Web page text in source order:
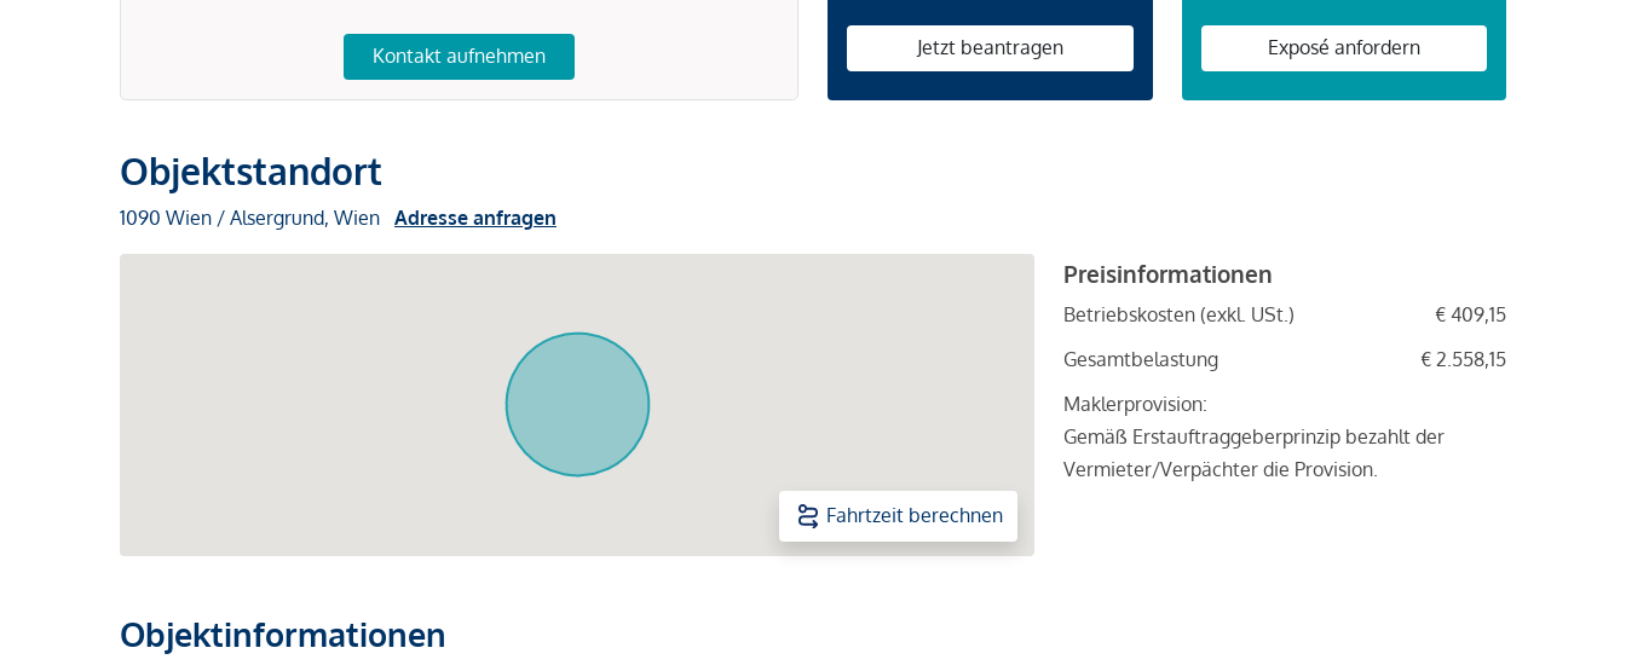
Kontakt aufnehmen Jetzt beantragen Exposé anfordern
Objektstandort
1090 Wien / Alsergrund, Wien Adresse anfragen
Fahrtzeit berechnen
Preisinformationen
Betriebskosten (exkl. USt.)
€ 409,15
Gesamtbelastung
€ 2.558,15
Maklerprovision:
Gemäß Erstauftraggeberprinzip bezahlt der
Vermieter/Verpächter die Provision.
Objektinformationen